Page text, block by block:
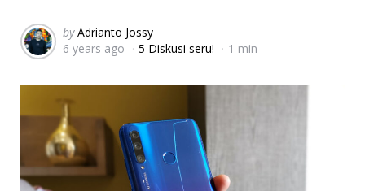
Posted
by
by Adrianto Jossy
6 years ago
5 Diskusi seru! 1 min